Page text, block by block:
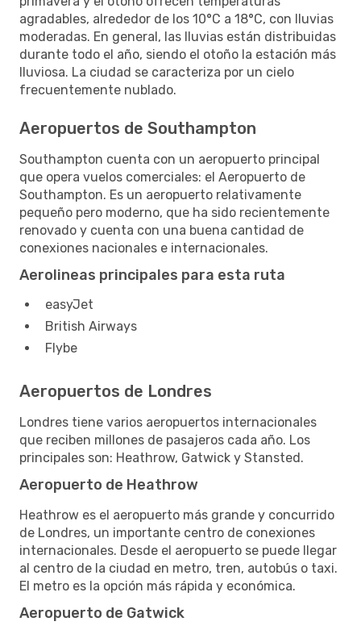
agradables, alrededor de los 10°C a 18°C, con lluvias
moderadas. En general, las lluvias están distribuidas
durante todo el año, siendo el otoño la estación más
lluviosa. La ciudad se caracteriza por un cielo
frecuentemente nublado.
Aeropuertos de Southampton
Southampton cuenta con un aeropuerto principal
que opera vuelos comerciales: el Aeropuerto de
Southampton. Es un aeropuerto relativamente
pequeño pero moderno, que ha sido recientemente
renovado y cuenta con una buena cantidad de
conexiones nacionales e internacionales.
Aerolineas principales para esta ruta
easyJet
British Airways
Flybe
Aeropuertos de Londres
Londres tiene varios aeropuertos internacionales
que reciben millones de pasajeros cada año. Los
principales son: Heathrow, Gatwick y Stansted.
Aeropuerto de Heathrow
Heathrow es el aeropuerto más grande y concurrido
de Londres, un importante centro de conexiones
internacionales. Desde el aeropuerto se puede llegar
al centro de la ciudad en metro, tren, autobús o taxi.
El metro es la opción más rápida y económica.
Aeropuerto de Gatwick